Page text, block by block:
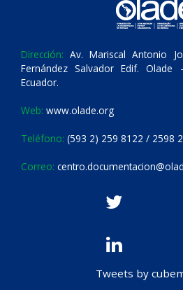
Dirección: Av. Mariscal Antonio
Fernández Salvador Edif.
Ecuador.
Web: www.olade.org
Teléfono: (593 2) 259 8122 / 2598
Correo:
Tweets by